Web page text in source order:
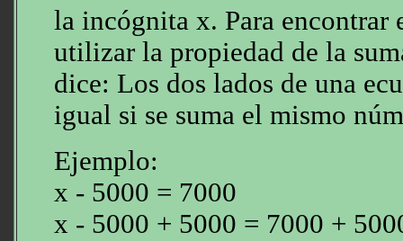
la incógnita x. Para encontrar
utilizar la propiedad de la
dice: Los dos lados de una
igual si se suma el mismo
Ejemplo:
x - 5000 = 7000
x - 5000 + 5000 = 7000 +